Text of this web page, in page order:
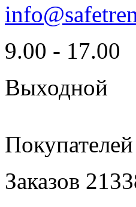
9.00 - 17.00
Выходной
Покупателей
Заказов